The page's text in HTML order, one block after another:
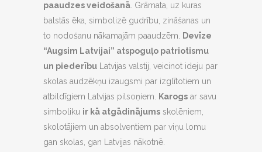
paaudzes veidošanā. Grāmata, uz kuras
balstās ēka, simbolizē gudrību, zināšanas un
to nodošanu nākamajām paaudzēm. Devīze
“Augsim Latvijai” atspoguļo patriotismu
un piederību Latvijas valstij, veicinot ideju par
skolas audzēkņu izaugsmi par izglītotiem un
atbildīgiem Latvijas pilsoņiem. Karogs ar savu
simboliku ir kā atgādinājums skolēniem,
skolotājiem un absolventiem par viņu lomu
gan skolas, gan Latvijas nākotnē.